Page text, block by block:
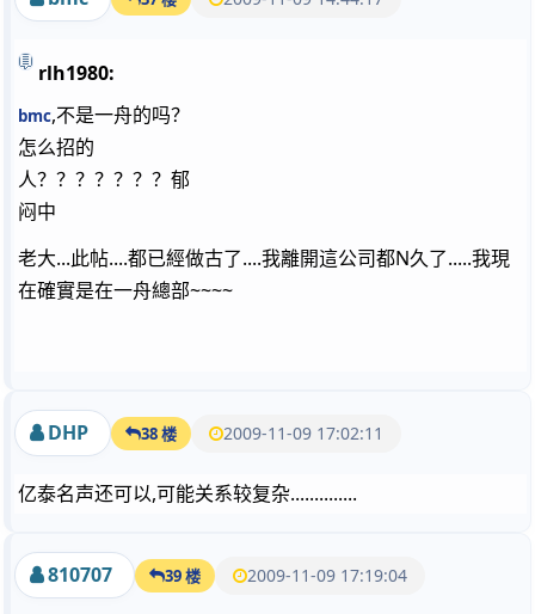
rlh1980:
bmc,不是一舟的吗？
怎么招的
人？？？？？？？郁
闷中
老大...此帖....都已經做古了....我離開這公司都N久了.....我現
在確實是在一舟總部~~~~
DHP 38 楼 2009-11-09 17:02:11
亿泰名声还可以,可能关系较复杂..............
810707 39 楼 2009-11-09 17:19:04